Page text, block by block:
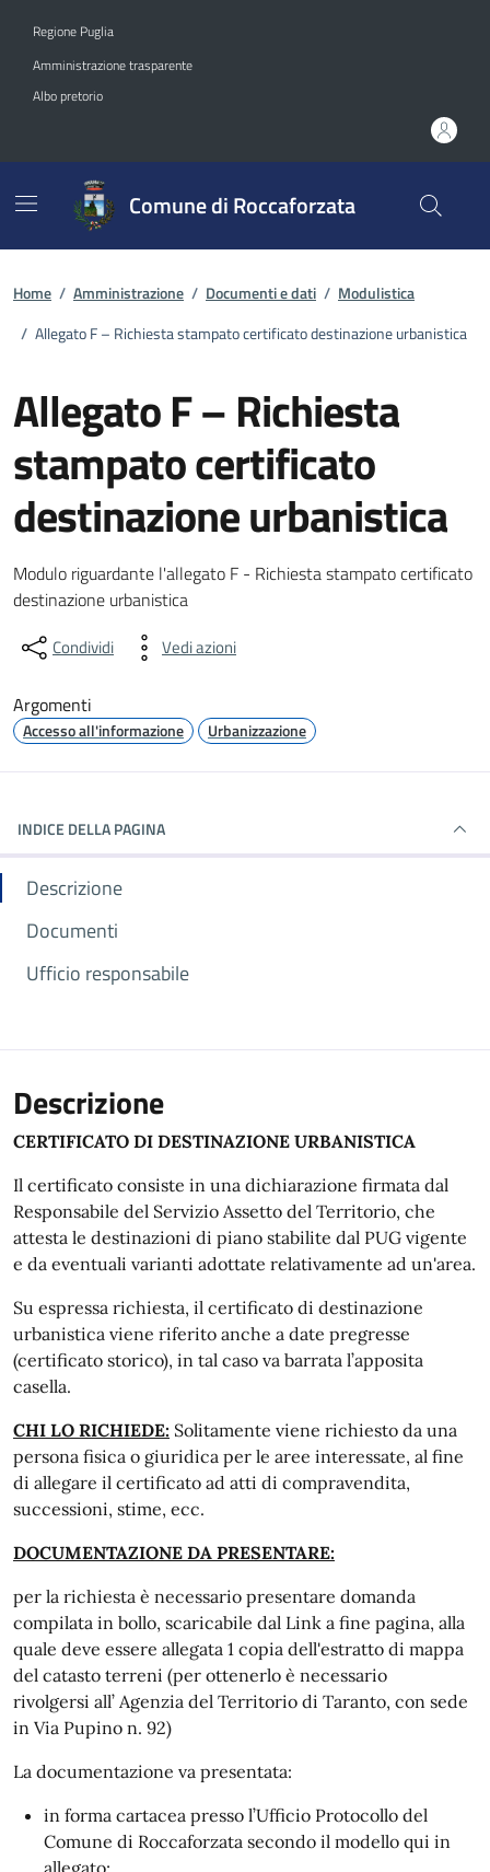
Regione Puglia
Amministrazione trasparente
Albo pretorio
Comune di Roccaforzata
Home / Amministrazione / Documenti e dati / Modulistica
/ Allegato F – Richiesta stampato certificato destinazione urbanistica
Allegato F – Richiesta
stampato certificato
destinazione urbanistica
Dettagli del documento
Modulo riguardante l'allegato F - Richiesta stampato certificato
destinazione urbanistica
Condividi Vedi azioni
Argomenti
Accesso all'informazione Urbanizzazione
INDICE DELLA PAGINA
Descrizione
Documenti
Ufficio responsabile
Descrizione
CERTIFICATO DI DESTINAZIONE URBANISTICA
Il certificato consiste in una dichiarazione firmata dal
Responsabile del Servizio Assetto del Territorio, che
attesta le destinazioni di piano stabilite dal PUG vigente
e da eventuali varianti adottate relativamente ad un'area.
Su espressa richiesta, il certificato di destinazione
urbanistica viene riferito anche a date pregresse
(certificato storico), in tal caso va barrata l’apposita
casella.
CHI LO RICHIEDE: Solitamente viene richiesto da una
persona fisica o giuridica per le aree interessate, al fine
di allegare il certificato ad atti di compravendita,
successioni, stime, ecc.
DOCUMENTAZIONE DA PRESENTARE:
per la richiesta è necessario presentare domanda
compilata in bollo, scaricabile dal Link a fine pagina, alla
quale deve essere allegata 1 copia dell'estratto di mappa
del catasto terreni (per ottenerlo è necessario
rivolgersi all’ Agenzia del Territorio di Taranto, con sede
in Via Pupino n. 92)
La documentazione va presentata:
in forma cartacea presso l’Ufficio Protocollo del
Comune di Roccaforzata secondo il modello qui in
allegato;